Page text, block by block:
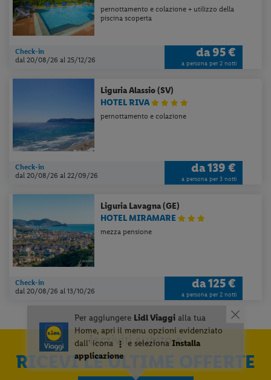
pernottamento e colazione + utilizzo della
piscina scoperta
Check-in
dal 20/08/26al 25/12/26
da95 €
a persona per 2 notti
LiguriaAlassio (SV)
HOTEL RIVA
pernottamento e colazione
Check-in
dal 20/08/26al 22/09/26
da139 €
a persona per 3 notti
Liguria Lavagna (GE)
HOTEL MIRAMARE
mezza pensione
Check-in
dal 20/08/26al 13/10/26
da125 €
a persona per 2 notti
Iscriviti subito e
RICEVI LE ULTIME OFFERTE